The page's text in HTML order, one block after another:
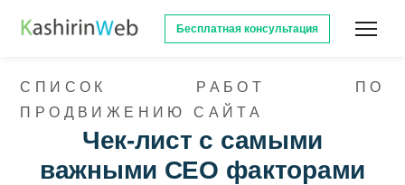
Бесплатная консультация
СПИСОК РАБОТ ПО
ПРОДВИЖЕНИЮ САЙТА
Чек-лист с самыми
важными СЕО факторами